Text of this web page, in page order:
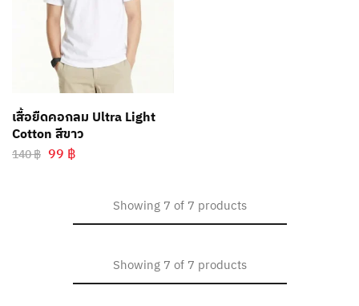
เสื้อยืดคอกลม Ultra Light
Cotton สีขาว
140฿ 99 ฿
Showing7 of 7 products
Showing7 of 7 products